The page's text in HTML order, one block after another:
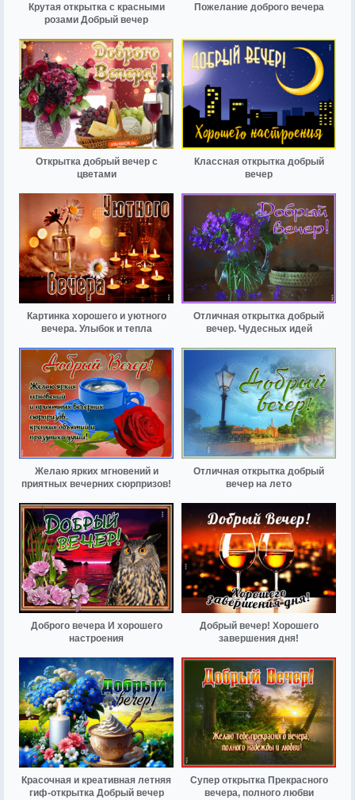
Крутая открытка с красными
розами Добрый вечер
Пожелание доброго вечера
Открытка добрый вечер с
цветами
Классная открытка добрый
вечер
Картинка хорошего и уютного
вечера. Улыбок и тепла
Отличная открытка добрый
вечер. Чудесных идей
Желаю ярких мгновений и
приятных вечерних сюрпризов!
Отличная открытка добрый
вечер на лето
Доброго вечера И хорошего
настроения
Добрый вечер! Хорошего
завершения дня!
Красочная и креативная летняя
гиф-открытка Добрый вечер
Супер открытка Прекрасного
вечера, полного любви